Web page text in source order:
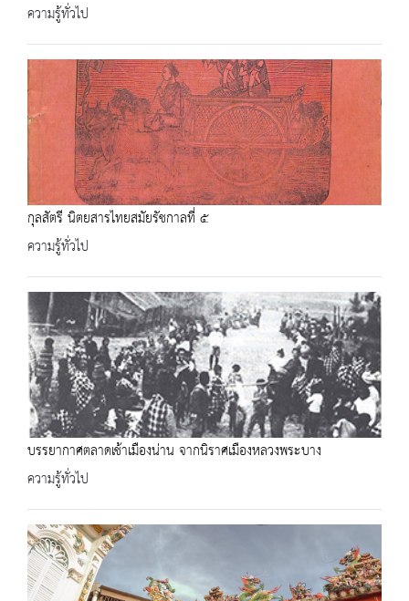
ความรู้ทั่วไป
กุลสัตรี นิตยสารไทยสมัยรัชกาลที่ ๕
ความรู้ทั่วไป
บรรยากาศตลาดเช้าเมืองน่าน จากนิราศเมืองหลวงพระบาง
ความรู้ทั่วไป